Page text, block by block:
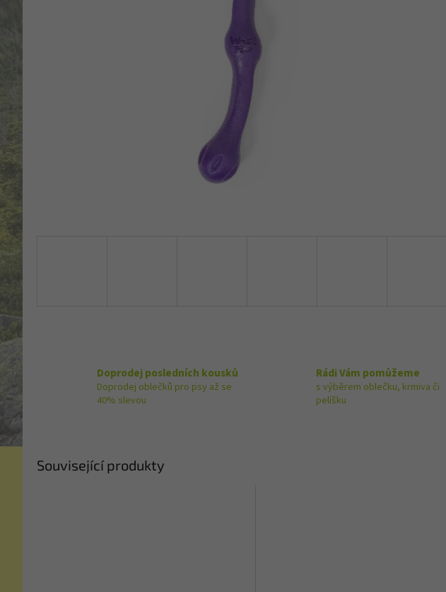
Doprodej posledních kousků
Doprodej oblečků pro psy až se
40% slevou
Rádi Vám pomůžeme
s výběrem oblečku, krmiva či
pelíšku
Související produkty